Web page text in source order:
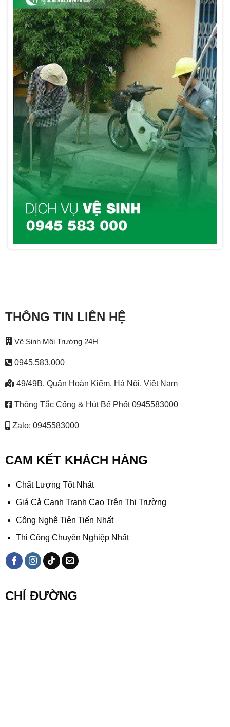
THÔNG TIN LIÊN HỆ
Vệ Sinh Môi Trường 24H
0945.583.000
49/49B, Quận Hoàn Kiếm, Hà Nội, Việt Nam
Thông Tắc Cống & Hút Bể Phốt 0945583000
Zalo: 0945583000
CAM KẾT KHÁCH HÀNG
Chất Lượng Tốt Nhất
Giá Cả Cạnh Tranh Cao Trên Thị Trường
Công Nghệ Tiên Tiến Nhất
Thi Công Chuyên Nghiệp Nhất
CHỈ ĐƯỜNG